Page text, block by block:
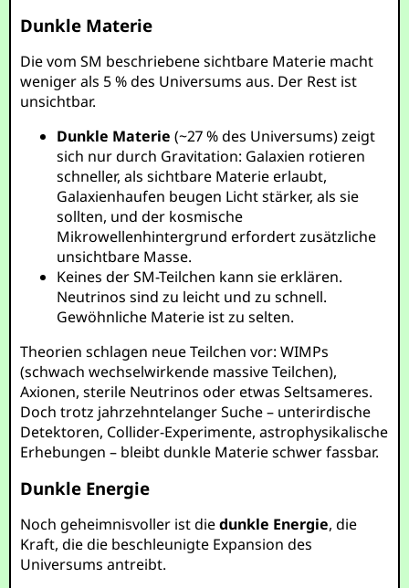
Dunkle Materie
Die vom SM beschriebene sichtbare Materie macht
weniger als 5 % des Universums aus. Der Rest ist
unsichtbar.
Dunkle Materie (~27 % des Universums) zeigt
sich nur durch Gravitation: Galaxien rotieren
schneller, als sichtbare Materie erlaubt,
Galaxienhaufen beugen Licht stärker, als sie
sollten, und der kosmische
Mikrowellenhintergrund erfordert zusätzliche
unsichtbare Masse.
Keines der SM-Teilchen kann sie erklären.
Neutrinos sind zu leicht und zu schnell.
Gewöhnliche Materie ist zu selten.
Theorien schlagen neue Teilchen vor: WIMPs
(schwach wechselwirkende massive Teilchen),
Axionen, sterile Neutrinos oder etwas Seltsameres.
Doch trotz jahrzehntelanger Suche – unterirdische
Detektoren, Collider-Experimente, astrophysikalische
Erhebungen – bleibt dunkle Materie schwer fassbar.
Dunkle Energie
Noch geheimnisvoller ist diedunkle Energie, die
Kraft, die die beschleunigte Expansion des
Universums antreibt.